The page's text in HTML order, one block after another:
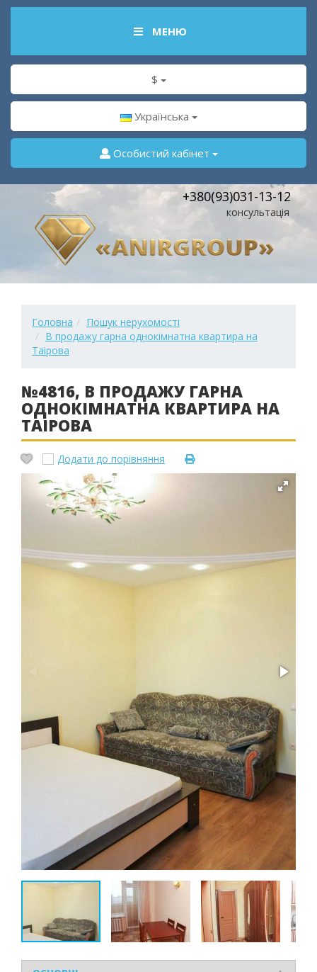
МЕНЮ
$
Українська
Особистий кабінет
+380(93)031-13-12
консультація
Головна
Пошук нерухомості
В продажу гарна однокімнатна квартира на
Таірова
№4816, В ПРОДАЖУ ГАРНА
ОДНОКІМНАТНА КВАРТИРА НА
ТАІРОВА
Додати до порівняння